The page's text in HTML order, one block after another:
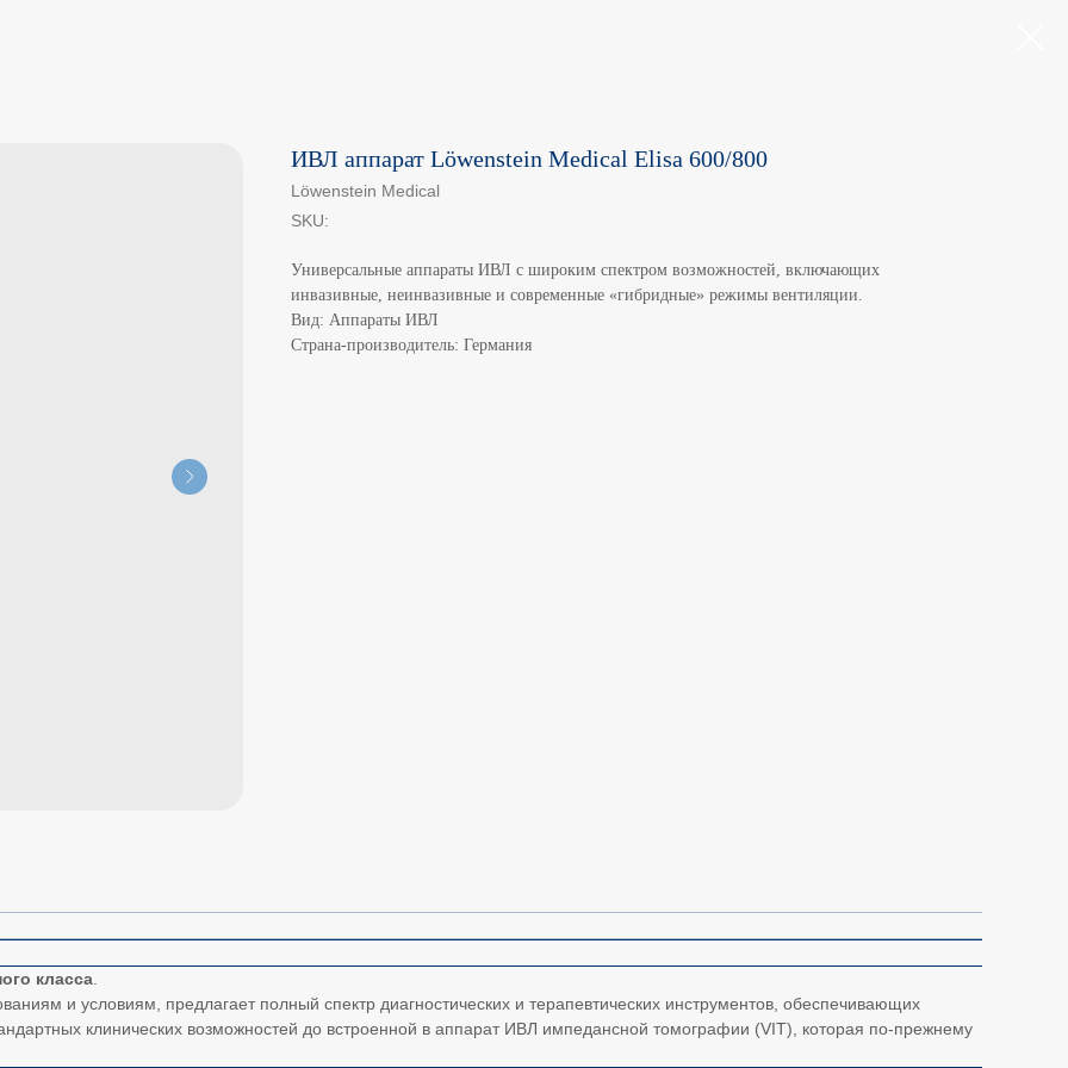
ИВЛ аппарат Löwenstein Medical Elisa 600/800
Löwenstein Medical
SKU:
Универсальные аппараты ИВЛ c широким спектром возможностей, включающих
инвазивные, неинвазивные и современные «гибридные» режимы вентиляции.
Вид: Аппараты ИВЛ
Страна-производитель: Германия
класса
и условиям, предлагает полный спектр диагностических и терапевтических инструментов, обеспечивающих
клинических возможностей до встроенной в аппарат ИВЛ импедансной томографии (VIT), которая по-прежнему